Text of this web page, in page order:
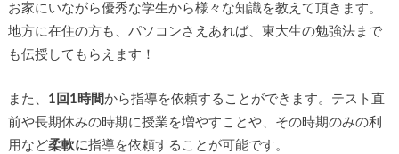
お家にいながら優秀な学生から様々な知識を教えて頂きます。
地方に在住の方も、パソコンさえあれば、東大生の勉強法まで
も伝授してもらえます！
また、 1回1時間から指導を依頼することができます。テスト直
前や長期休みの時期に授業を増やすことや、その時期のみの利
用など柔軟に指導を依頼することが可能です。